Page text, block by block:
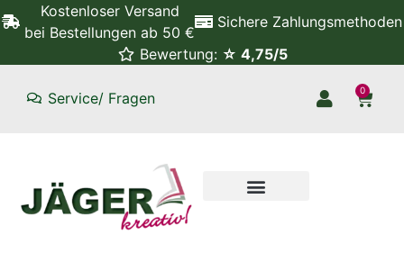
Kostenloser Versand
bei Bestellungen ab 50 €
Sichere Zahlungsmethoden
Bewertung: ☆ 4,75/5
Service/ Fragen 0